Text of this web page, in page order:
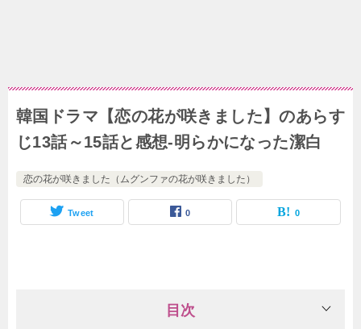
韓国ドラマ【恋の花が咲きました】のあらす
じ13話～15話と感想-明らかになった潔白
恋の花が咲きました（ムグンファの花が咲きました）
Tweet 0 0
目次